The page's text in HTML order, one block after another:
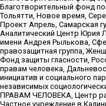
Благотворительный фонд
Тольятти, Новое время,
Проект Апрель, Самарская
Аналитический Центр Юрия
имени Андрея Рылькова,
правозащитная группа,
Фонд защиты гласности,
правам человека,
инициатив и социального
независимых
ПРАВАМ ЧЕЛОВЕКА, Центр
Частное учреждение в